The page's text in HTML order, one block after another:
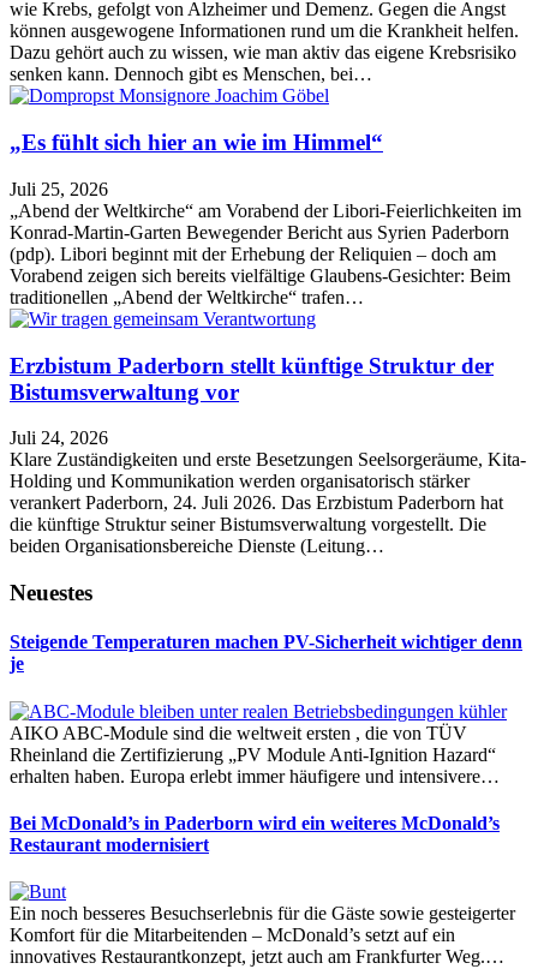
wie Krebs, gefolgt von Alzheimer und Demenz. Gegen die Angst
können ausgewogene Informationen rund um die Krankheit helfen.
Dazu gehört auch zu wissen, wie man aktiv das eigene Krebsrisiko
senken kann. Dennoch gibt es Menschen, bei…
„Es fühlt sich hier an wie im Himmel“
Juli 25, 2026
„Abend der Weltkirche“ am Vorabend der Libori-Feierlichkeiten im
Konrad-Martin-Garten Bewegender Bericht aus Syrien Paderborn
(pdp). Libori beginnt mit der Erhebung der Reliquien – doch am
Vorabend zeigen sich bereits vielfältige Glaubens-Gesichter: Beim
traditionellen „Abend der Weltkirche“ trafen…
Erzbistum Paderborn stellt künftige Struktur der
Bistumsverwaltung vor
Juli 24, 2026
Klare Zuständigkeiten und erste Besetzungen Seelsorgeräume, Kita-
Holding und Kommunikation werden organisatorisch stärker
verankert Paderborn, 24. Juli 2026. Das Erzbistum Paderborn hat
die künftige Struktur seiner Bistumsverwaltung vorgestellt. Die
beiden Organisationsbereiche Dienste (Leitung…
Neuestes
Steigende Temperaturen machen PV-Sicherheit wichtiger denn
je
AIKO ABC-Module sind die weltweit ersten , die von TÜV
Rheinland die Zertifizierung „PV Module Anti-Ignition Hazard“
erhalten haben. Europa erlebt immer häufigere und intensivere…
Bei McDonald’s in Paderborn wird ein weiteres McDonald’s
Restaurant modernisiert
Ein noch besseres Besuchserlebnis für die Gäste sowie gesteigerter
Komfort für die Mitarbeitenden – McDonald’s setzt auf ein
innovatives Restaurantkonzept, jetzt auch am Frankfurter Weg.…